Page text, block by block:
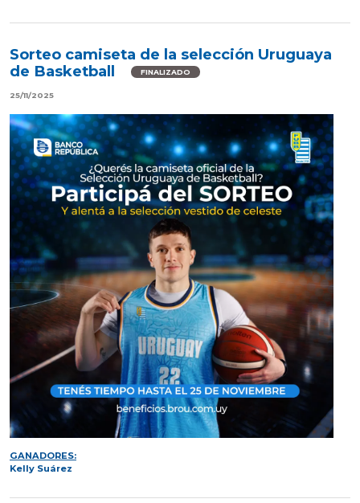
Sorteo camiseta de la selección Uruguaya
de Basketball
FINALIZADO
25/11/2025
GANADORES:
Kelly Suárez